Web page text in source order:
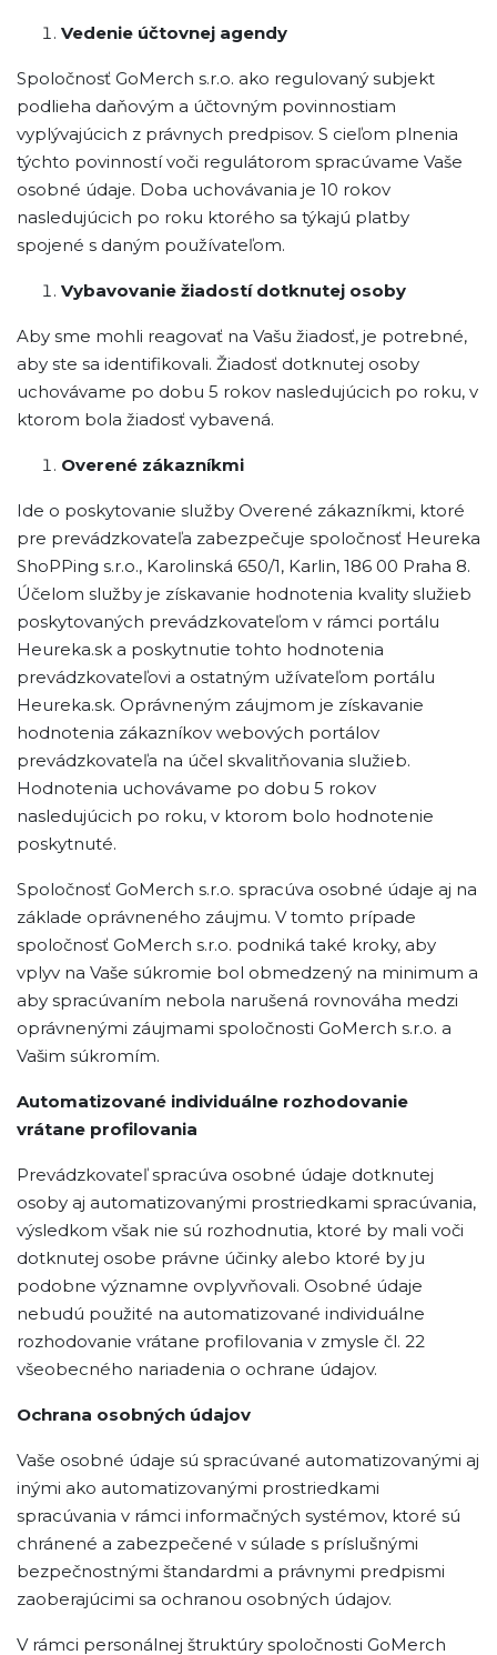
Vedenie účtovnej agendy
Spoločnosť GoMerch s.r.o. ako regulovaný subjekt
podlieha daňovým a účtovným povinnostiam
vyplývajúcich z právnych predpisov. S cieľom plnenia
týchto povinností voči regulátorom spracúvame Vaše
osobné údaje. Doba uchovávania je 10 rokov
nasledujúcich po roku ktorého sa týkajú platby
spojené s daným používateľom.
Vybavovanie žiadostí dotknutej osoby
Aby sme mohli reagovať na Vašu žiadosť, je potrebné,
aby ste sa identifikovali. Žiadosť dotknutej osoby
uchovávame po dobu 5 rokov nasledujúcich po roku, v
ktorom bola žiadosť vybavená.
Overené zákazníkmi
Ide o poskytovanie služby Overené zákazníkmi, ktoré
pre prevádzkovateľa zabezpečuje spoločnosť Heureka
ShoPPing s.r.o., Karolinská 650/1, Karlin, 186 00 Praha 8.
Účelom služby je získavanie hodnotenia kvality služieb
poskytovaných prevádzkovateľom v rámci portálu
Heureka.sk a poskytnutie tohto hodnotenia
prevádzkovateľovi a ostatným užívateľom portálu
Heureka.sk. Oprávneným záujmom je získavanie
hodnotenia zákazníkov webových portálov
prevádzkovateľa na účel skvalitňovania služieb.
Hodnotenia uchovávame po dobu 5 rokov
nasledujúcich po roku, v ktorom bolo hodnotenie
poskytnuté.
Spoločnosť GoMerch s.r.o. spracúva osobné údaje aj na
základe oprávneného záujmu. V tomto prípade
spoločnosť GoMerch s.r.o. podniká také kroky, aby
vplyv na Vaše súkromie bol obmedzený na minimum a
aby spracúvaním nebola narušená rovnováha medzi
oprávnenými záujmami spoločnosti GoMerch s.r.o. a
Vašim súkromím.
Automatizované individuálne rozhodovanie
vrátane profilovania
Prevádzkovateľ spracúva osobné údaje dotknutej
osoby aj automatizovanými prostriedkami spracúvania,
výsledkom však nie sú rozhodnutia, ktoré by mali voči
dotknutej osobe právne účinky alebo ktoré by ju
podobne významne ovplyvňovali. Osobné údaje
nebudú použité na automatizované individuálne
rozhodovanie vrátane profilovania v zmysle čl. 22
všeobecného nariadenia o ochrane údajov.
Ochrana osobných údajov
Vaše osobné údaje sú spracúvané automatizovanými aj
inými ako automatizovanými prostriedkami
spracúvania v rámci informačných systémov, ktoré sú
chránené a zabezpečené v súlade s príslušnými
bezpečnostnými štandardmi a právnymi predpismi
zaoberajúcimi sa ochranou osobných údajov.
V rámci personálnej štruktúry spoločnosti GoMerch